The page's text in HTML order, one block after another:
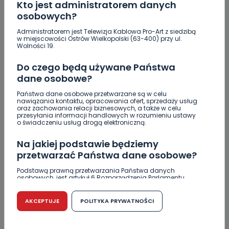
Kto jest administratorem danych
osobowych?
Administratorem jest Telewizja Kablowa Pro-Art z siedzibą
w miejscowości Ostrów Wielkopolski (63-400) przy ul.
Wolności 19.
Do czego będą używane Państwa
dane osobowe?
Państwa dane osobowe przetwarzane są w celu
nawiązania kontaktu, opracowania ofert, sprzedaży usług
oraz zachowania relacji biznesowych, a także w celu
przesyłania informacji handlowych w rozumieniu ustawy
o świadczeniu usług drogą elektroniczną.
Na jakiej podstawie będziemy
przetwarzać Państwa dane osobowe?
Podstawą prawną przetwarzania Państwa danych
osobowych, jest artykuł 6 Rozporządzenia Parlamentu
r. w sprawie ochrony osób fizycznych w związku z
przetwarzaniem danych osobowych w sprawie
swobodnego przepływu takich danych oraz uchylenia
dyrektywy 95/46/WE (RODO).
AKCEPTUJE POLITYKA PRYWATNOŚCI
REGION
największe marzenie tej kadencji – mówi
starosta ostrowski Paweł Rajski
Archiwum wlkp24.info